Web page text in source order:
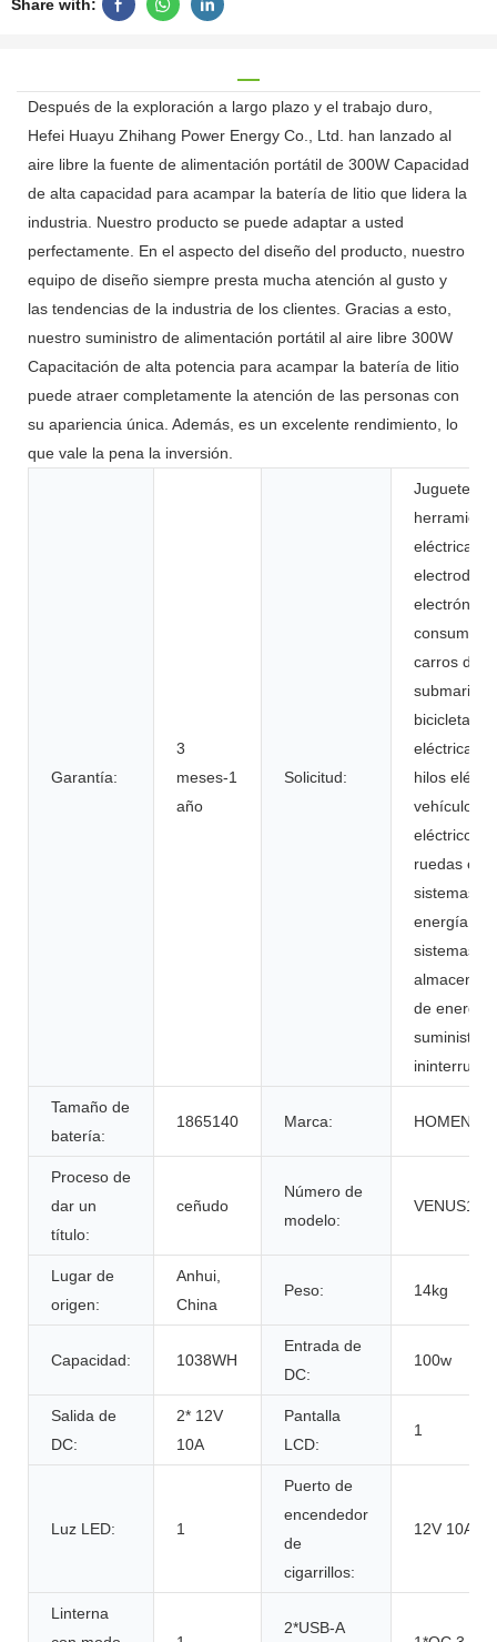
Share with:
Después de la exploración a largo plazo y el trabajo duro,
Hefei Huayu Zhihang Power Energy Co., Ltd. han lanzado al
aire libre la fuente de alimentación portátil de 300W Capacidad
de alta capacidad para acampar la batería de litio que lidera la
industria. Nuestro producto se puede adaptar a usted
perfectamente. En el aspecto del diseño del producto, nuestro
equipo de diseño siempre presta mucha atención al gusto y
las tendencias de la industria de los clientes. Gracias a esto,
nuestro suministro de alimentación portátil al aire libre 300W
Capacitación de alta potencia para acampar la batería de litio
puede atraer completamente la atención de las personas con
su apariencia única. Además, es un excelente rendimiento, lo
que vale la pena la inversión.
Garantía:
3
meses-1
año
Solicitud:
Juguetes,
eléctricas,
electrónica
consumo,
carros de
bicicletas
eléctricas/
hilos
vehículos
eléctricos,
ruedas
sistemas de
energía
sistemas de
de energía
suministros
Tamaño de
batería:
1865140 Marca:
Proceso de
dar un
título:
ceñudo
Número de
modelo:
Lugar de
origen:
Anhui,
China
Peso: 14kg
Capacidad: 1038WH
Entrada de
DC:
100w
Salida de
DC:
2* 12V
10A
Pantalla
LCD:
1
Luz LED: 1
Puerto de
encendedor
de
cigarrillos:
12V 10A
Linterna
2*USB-A